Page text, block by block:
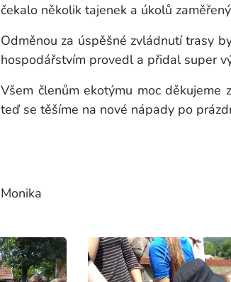
čekalo několik tajenek a úkolů
Odměnou za úspěšné zvládnutí trasy
hospodářstvím provedl a přidal super
Všem členům ekotýmu moc
teď se těšíme na nové nápady po
Mgr.
Monika